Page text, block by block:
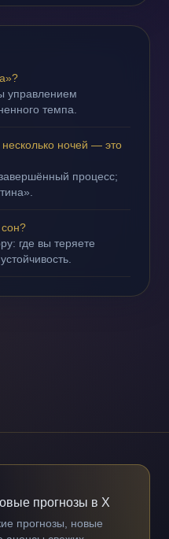
управлением
темпа.
ночей — это
процесс;
сон?
где вы теряете
прогнозы в X
прогнозы, новые